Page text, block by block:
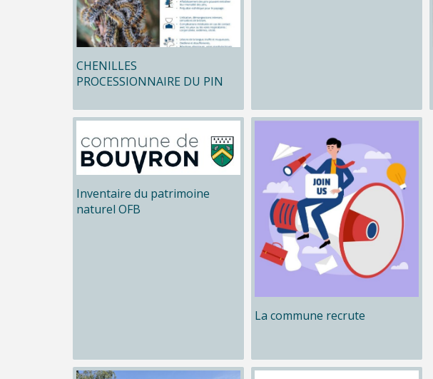
CHENILLES
PROCESSIONNAIRE DU PIN
Inventaire du patrimoine
naturel OFB
La commune recrute